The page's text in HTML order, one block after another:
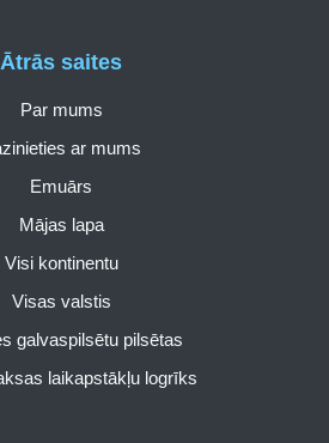
Ātrās saites
Par mums
ar mums
Emuārs
Mājas lapa
Visi kontinentu
Visas valstis
galvaspilsētu pilsētas
laikapstākļu logrīks